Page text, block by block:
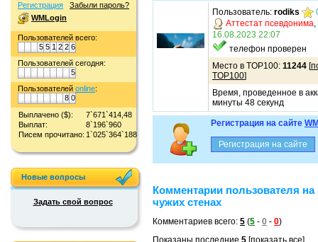
Регистрация
Забыли пароль?
WMLogin
Пользователей всего:
5 5 1 2 2 6
Пользователей сегодня:
5
Пользователей online:
8 0
Выплачено ($):
7`671`414,48
Выплат:
8`196`960
Писем прочитано: 1`025`364`188
Новые вопросы
Задать свой вопрос
Пользователь: rodiks
Аттестат псевдонима
16.08.2023 22:07
телефон проверен
Место в TOP100: 11244 [
TOP100]
Время, проведенное в
минуты 48 секунд
Регистрация на сайте
Комментарии пользователя на
чужих стенах
Комментариев всего: 5 (5 - 0 - 0)
Показаны последние 5 [показать все]